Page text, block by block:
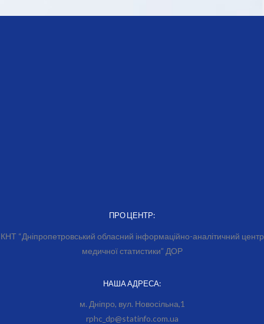
ПРО ЦЕНТР:
КНТ “Дніпропетровський обласний інформаційно-аналітичний центр
медичної статистики” ДОР
НАША АДРЕСА:
м. Дніпро, вул. Новосільна,1
rphc_dp@statinfo.com.ua